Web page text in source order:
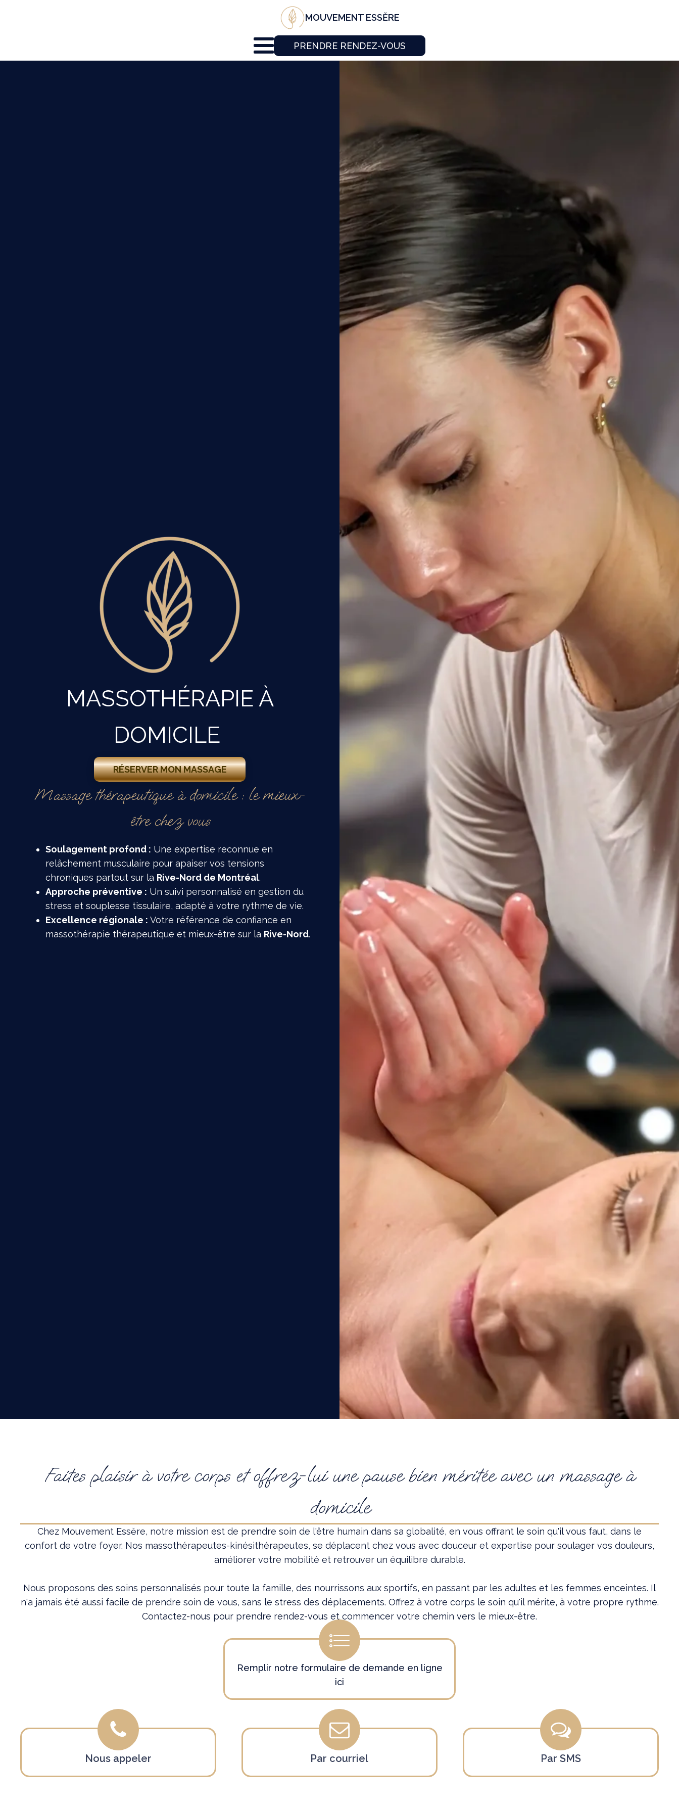
MOUVEMENT ESSĔRE
PRENDRE RENDEZ-VOUS
MASSOTHÉRAPIE À
DOMICILE
RÉSERVER MON MASSAGE
Massage thérapeutique à domicile : le mieux-
être chez vous
Soulagement profond : Une expertise reconnue en
relâchement musculaire pour apaiser vos tensions
chroniques partout sur la Rive-Nord de Montréal.
Approche préventive : Un suivi personnalisé en gestion du
stress et souplesse tissulaire, adapté à votre rythme de vie.
Excellence régionale : Votre référence de confiance en
massothérapie thérapeutique et mieux-être sur la Rive-Nord.
Faites plaisir à votre corps et offrez-lui une pause bien méritée avec un massage à
domicile
Chez Mouvement Essĕre, notre mission est de prendre soin de l'être humain dans sa globalité, en vous offrant le soin qu'il vous faut, dans le
confort de votre foyer. Nos massothérapeutes-kinésithérapeutes, se déplacent chez vous avec douceur et expertise pour soulager vos douleurs,
améliorer votre mobilité et retrouver un équilibre durable.
Nous proposons des soins personnalisés pour toute la famille, des nourrissons aux sportifs, en passant par les adultes et les femmes enceintes. Il
n'a jamais été aussi facile de prendre soin de vous, sans le stress des déplacements. Offrez à votre corps le soin qu'il mérite, à votre propre rythme.
Contactez-nous pour prendre rendez-vous et commencer votre chemin vers le mieux-être.
Remplir notre formulaire de demande en ligne
ici
Nous appeler Par courriel Par SMS